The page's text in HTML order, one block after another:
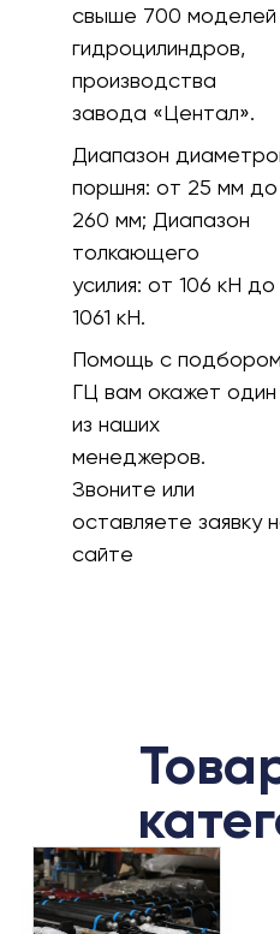
свыше 700 моделей
гидроцилиндров,
производства
завода «Центал».
Диапазон
поршня: от 25 мм до
260 мм; Диапазон
толкающего
усилия: от 106 кH до
1061 кН.
Помощь с подбором
ГЦ вам окажет один
из наших
менеджеров.
Звоните или
оставляете заявку
сайте